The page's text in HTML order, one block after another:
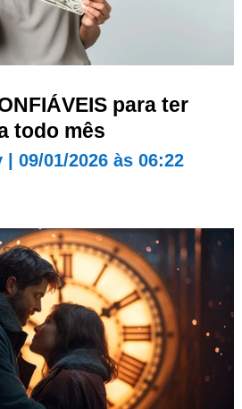
para ter
todo mês
| 09/01/2026 às 06:22